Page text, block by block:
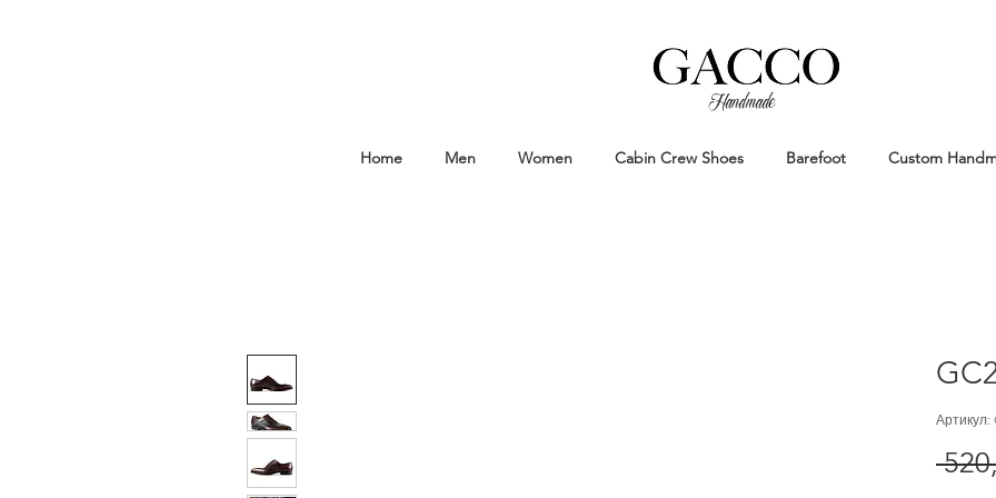
Handmade
Home Men Women Cabin Crew Shoes Barefoot Custom
Артикул: